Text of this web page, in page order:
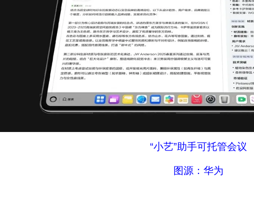
“小艺”助手可托管会议
图源：华为